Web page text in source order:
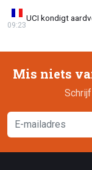
UCI kondigt
09:23
Mis niets